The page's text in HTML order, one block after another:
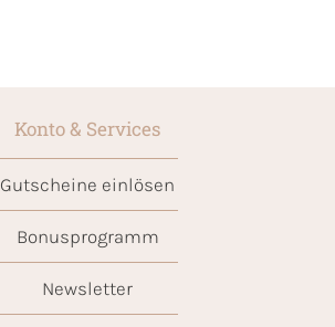
Konto & Services
Gutscheine einlösen
Bonusprogramm
Newsletter